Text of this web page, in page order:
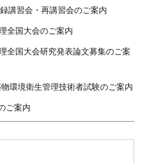
講習会・再講習会のご案内
全国大会のご案内
全国大会研究発表論文募集のご案
環境衛生管理技術者試験のご案内
ご案内